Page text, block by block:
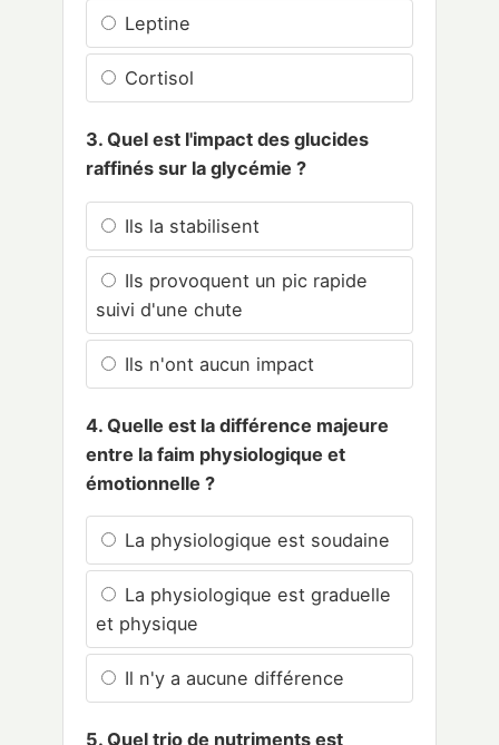
Leptine
Cortisol
3. Quel est l'impact des glucides
raffinés sur la glycémie ?
Ils la stabilisent
Ils provoquent un pic rapide
suivi d'une chute
Ils n'ont aucun impact
4. Quelle est la différence majeure
entre la faim physiologique et
émotionnelle ?
La physiologique est soudaine
La physiologique est graduelle
et physique
Il n'y a aucune différence
5. Quel trio de nutriments est